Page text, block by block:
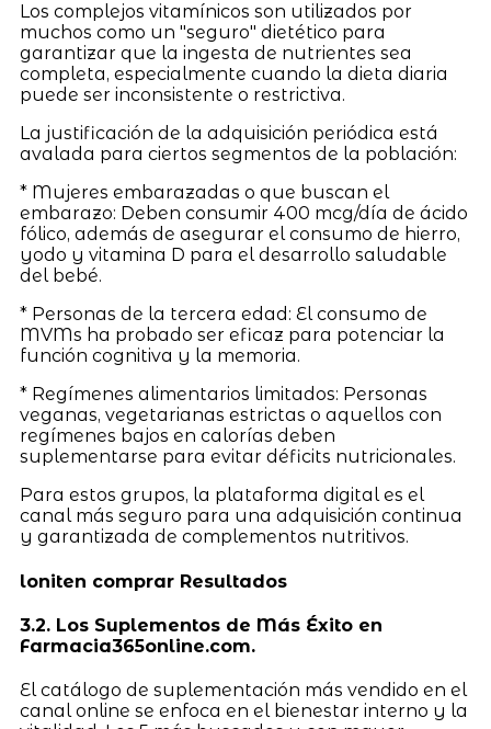
Los complejos vitamínicos son utilizados por
muchos como un "seguro" dietético para
garantizar que la ingesta de nutrientes sea
completa, especialmente cuando la dieta diaria
puede ser inconsistente o restrictiva.
La justificación de la adquisición periódica está
avalada para ciertos segmentos de la población:
* Mujeres embarazadas o que buscan el
embarazo: Deben consumir 400 mcg/día de ácido
fólico, además de asegurar el consumo de hierro,
yodo y vitamina D para el desarrollo saludable
del bebé.
* Personas de la tercera edad: El consumo de
MVMs ha probado ser eficaz para potenciar la
función cognitiva y la memoria.
* Regímenes alimentarios limitados: Personas
veganas, vegetarianas estrictas o aquellos con
regímenes bajos en calorías deben
suplementarse para evitar déficits nutricionales.
Para estos grupos, la plataforma digital es el
canal más seguro para una adquisición continua
y garantizada de complementos nutritivos.
loniten comprar Resultados
3.2. Los Suplementos de Más Éxito en
Farmacia365online.com.
El catálogo de suplementación más vendido en el
canal online se enfoca en el bienestar interno y la